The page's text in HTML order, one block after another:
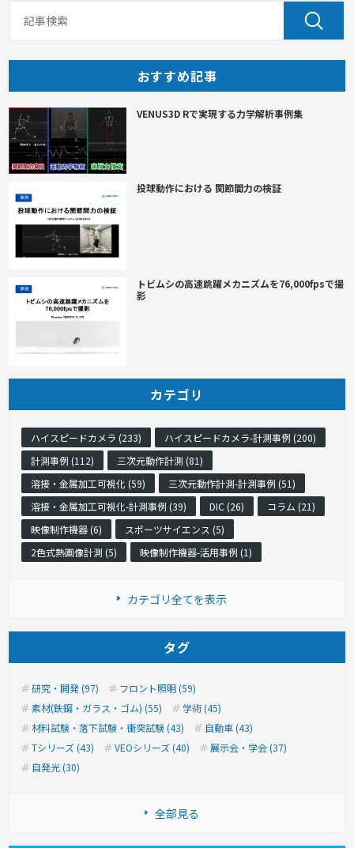
おすすめ記事
VENUS3D Rで実現する力学解析事例集
投球動作における 関節間力の検証
トビムシの高速跳躍メカニズムを76,000fpsで撮
影
カテゴリ
ハイスピードカメラ (233)
ハイスピードカメラ-計測事例 (200)
計測事例 (112)
三次元動作計測 (81)
溶接・金属加工可視化 (59)
三次元動作計測-計測事例 (51)
溶接・金属加工可視化-計測事例 (39)
DIC (26)
コラム (21)
映像制作機器 (6)
スポーツサイエンス (5)
2色式熱画像計測 (5)
映像制作機器-活用事例 (1)
カテゴリ全てを表示
タグ
研究・開発 (97)
フロント照明 (59)
素材(鉄鋼・ガラス・ゴム) (55)
学術 (45)
材料試験・落下試験・衝突試験 (43)
自動車 (43)
Tシリーズ (43)
VEOシリーズ (40)
展示会・学会 (37)
自発光 (30)
全部見る